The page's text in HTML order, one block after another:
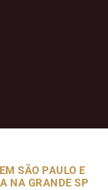
SÃO PAULO E
NA GRANDE SP